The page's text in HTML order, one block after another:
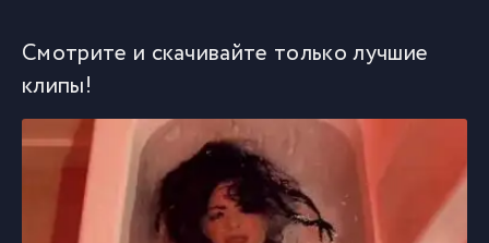
Смотрите и скачивайте только лучшие
клипы!